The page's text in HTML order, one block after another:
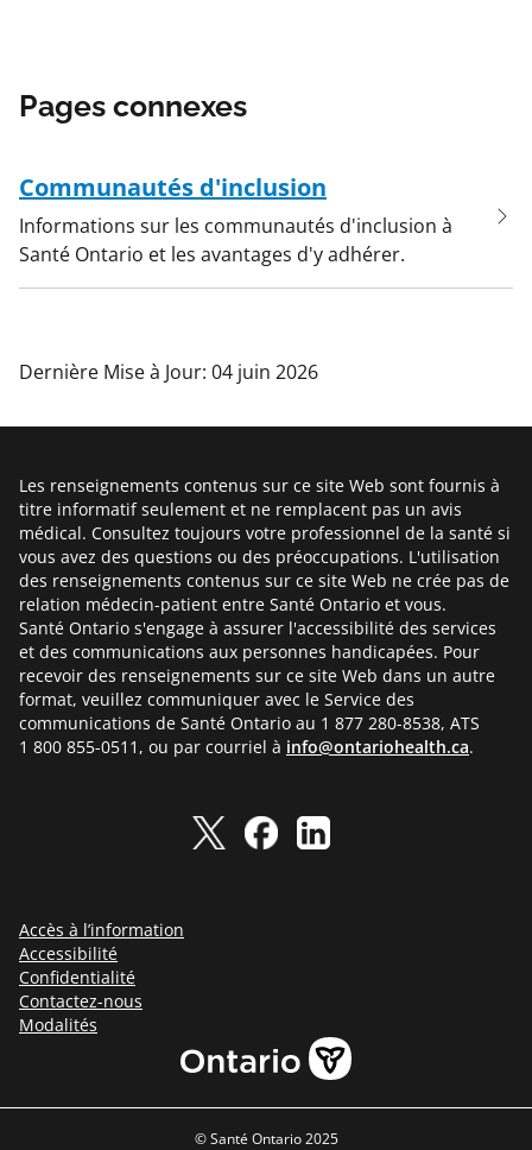
Pages connexes
Communautés d'inclusion
Informations sur les communautés d'inclusion à
Santé Ontario et les avantages d'y adhérer.
Dernière Mise à Jour: 04 juin 2026
Les renseignements contenus sur ce site Web sont fournis à
titre informatif seulement et ne remplacent pas un avis
médical. Consultez toujours votre professionnel de la santé si
vous avez des questions ou des préoccupations. L'utilisation
des renseignements contenus sur ce site Web ne crée pas de
relation médecin-patient entre Santé Ontario et vous.
Santé Ontario s'engage à assurer l'accessibilité des services
et des communications aux personnes handicapées. Pour
recevoir des renseignements sur ce site Web dans un autre
format, veuillez communiquer avec le Service des
communications de Santé Ontario au 1 877 280-8538, ATS
1 800 855-0511, ou par courriel à info@ontariohealth.ca.
Accès à l’information
Accessibilité
Confidentialité
Contactez-nous
Modalités
© Santé Ontario 2025